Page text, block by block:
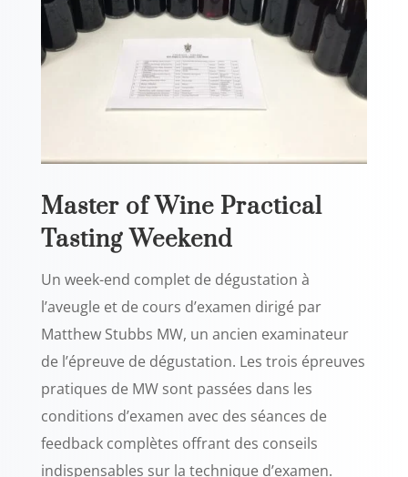
Master of Wine Practical
Tasting Weekend
Un week-end complet de dégustation à
l’aveugle et de cours d’examen dirigé par
Matthew Stubbs MW, un ancien examinateur
de l’épreuve de dégustation. Les trois épreuves
pratiques de MW sont passées dans les
conditions d’examen avec des séances de
feedback complètes offrant des conseils
indispensables sur la technique d’examen.